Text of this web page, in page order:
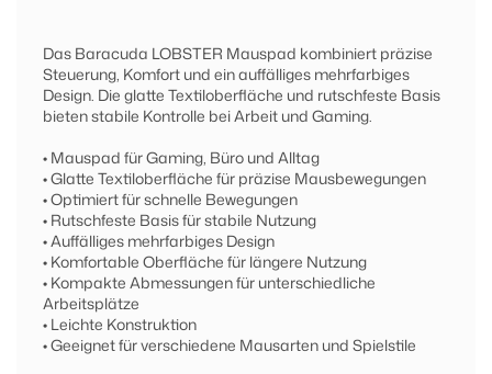
Das Baracuda LOBSTER Mauspad kombiniert präzise
Steuerung, Komfort und ein auffälliges mehrfarbiges
Design. Die glatte Textiloberfläche und rutschfeste Basis
bieten stabile Kontrolle bei Arbeit und Gaming.
• Mauspad für Gaming, Büro und Alltag
• Glatte Textiloberfläche für präzise Mausbewegungen
• Optimiert für schnelle Bewegungen
• Rutschfeste Basis für stabile Nutzung
• Auffälliges mehrfarbiges Design
• Komfortable Oberfläche für längere Nutzung
• Kompakte Abmessungen für unterschiedliche
Arbeitsplätze
• Leichte Konstruktion
• Geeignet für verschiedene Mausarten und Spielstile